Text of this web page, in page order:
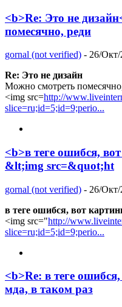
<b>Re: Это не
помесячно, реди
gornal (not verified) - 26/Окт/
Re: Это не дизайн
Можно смотреть
<img src=http://
slice=ru;id=5;id=9;perio...
<b>в теге ошибся,
&lt;img src=&quot;ht
gornal (not verified) - 26/Окт/
в теге ошибся, вот
<img src="http://
slice=ru;id=5;id=9;perio...
<b>Re: в теге
мда, в таком раз